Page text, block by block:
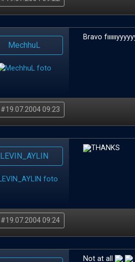
MechhuL
Bravo
#19.07.2004 09:23
LEVIN_AYLIN
THANKS
#19.07.2004 09:24
Not at all